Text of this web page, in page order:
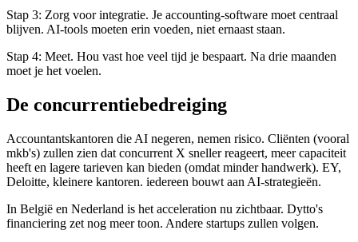
Stap 3: Zorg voor integratie. Je accounting-software moet centraal
blijven. AI-tools moeten erin voeden, niet ernaast staan.
Stap 4: Meet. Hou vast hoe veel tijd je bespaart. Na drie maanden
moet je het voelen.
De concurrentiebedreiging
Accountantskantoren die AI negeren, nemen risico. Cliënten (vooral
mkb's) zullen zien dat concurrent X sneller reageert, meer capaciteit
heeft en lagere tarieven kan bieden (omdat minder handwerk). EY,
Deloitte, kleinere kantoren. iedereen bouwt aan AI-strategieën.
In België en Nederland is het acceleration nu zichtbaar. Dytto's
financiering zet nog meer toon. Andere startups zullen volgen.